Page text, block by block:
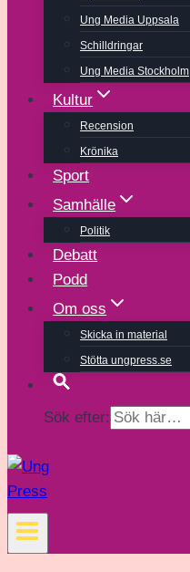
Ung Media Uppsala
Schilldringar
Ung Media Stockholm
Kultur
Recension
Krönika
Sport
Samhälle
Politik
Debatt
Podd
Om oss
Skicka in material
Stötta ungpress.se
Sök efter: